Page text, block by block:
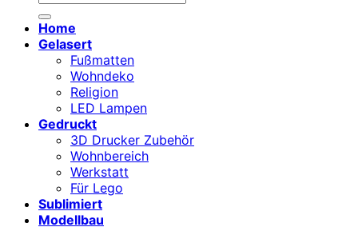
Home
Gelasert
Fußmatten
Wohndeko
Religion
LED Lampen
Gedruckt
3D Drucker Zubehör
Wohnbereich
Werkstatt
Für Lego
Sublimiert
Modellbau